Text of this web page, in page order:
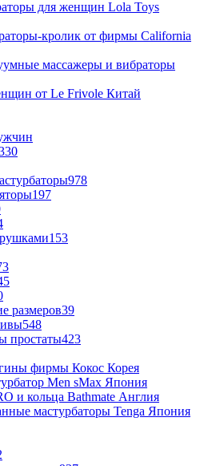
978
197
153
размеров39
548
простаты423